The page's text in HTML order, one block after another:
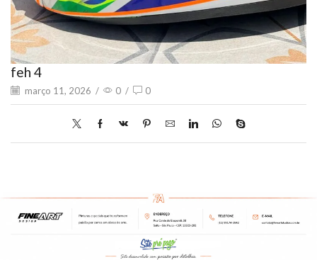
feh 4
março 11, 2026 / 0 / 0